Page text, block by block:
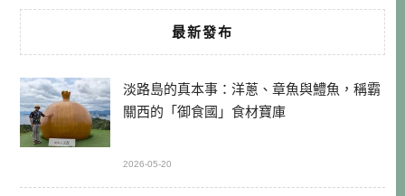
最新發布
淡路島的真本事：洋蔥、章魚與鱧魚，稱霸
關西的「御食國」食材寶庫
2026-05-20